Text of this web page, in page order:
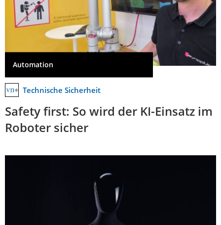
Automation
Technische Sicherheit
Safety first: So wird der KI-Einsatz im
Roboter sicher